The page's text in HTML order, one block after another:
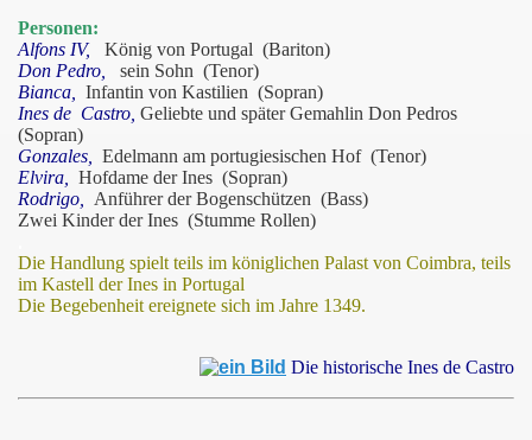
Personen:
Alfons IV, König von Portugal (Bariton)
Don Pedro,
sein Sohn (Tenor)
Bianca,
Infantin von Kastilien (Sopran)
Ines de Castro, Geliebte und später Gemahlin Don Pedros
(Sopran)
Gonzales,
Edelmann am portugiesischen Hof (Tenor)
Elvira,
Hofdame der Ines (Sopran)
Rodrigo,
Anführer der Bogenschützen (Bass)
Zwei Kinder der Ines (Stumme Rollen)
Die Handlung spielt teils im königlichen Palast von Coimbra, teils
im Kastell der Ines in Portugal
Die Begebenheit ereignete sich im Jahre 1349.
Die historische Ines de Castro